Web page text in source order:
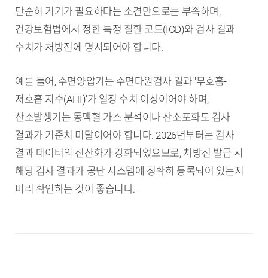
단순히 기기가 필요하다는 소견만으로는 부족하며,
건강보험법에서 정한 특정 질환 코드(ICD)와 검사 결과
수치가 처방전에 명시되어야 합니다.
예를 들어, 수면양압기는 수면다원검사 결과 '무호흡-
저호흡 지수(AHI)'가 일정 수치 이상이어야 하며,
산소발생기는 동맥혈 가스 분석이나 산소포화도 검사
결과가 기준치 미달이어야 합니다. 2026년부터는 검사
결과 데이터의 전산화가 강화되었으므로, 처방전 발급 시
해당 검사 결과가 공단 시스템에 정확히 등록되어 있는지
미리 확인하는 것이 좋습니다.